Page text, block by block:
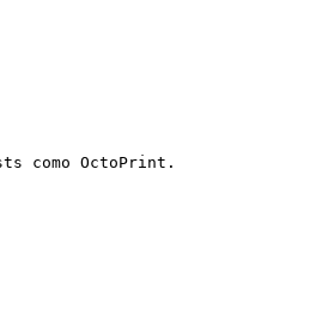
como OctoPrint.